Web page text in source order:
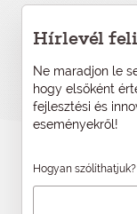
Hírlevél
Ne maradjon le
hogy elsőként
fejlesztési és
eseményekről!
Hogyan szólíthatjuk?